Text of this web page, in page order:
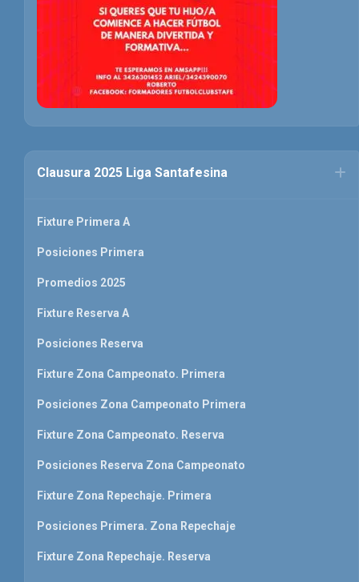
Clausura 2025 Liga Santafesina
Fixture Primera A
Posiciones Primera
Promedios 2025
Fixture Reserva A
Posiciones Reserva
Fixture Zona Campeonato. Primera
Posiciones Zona Campeonato Primera
Fixture Zona Campeonato. Reserva
Posiciones Reserva Zona Campeonato
Fixture Zona Repechaje. Primera
Posiciones Primera. Zona Repechaje
Fixture Zona Repechaje. Reserva